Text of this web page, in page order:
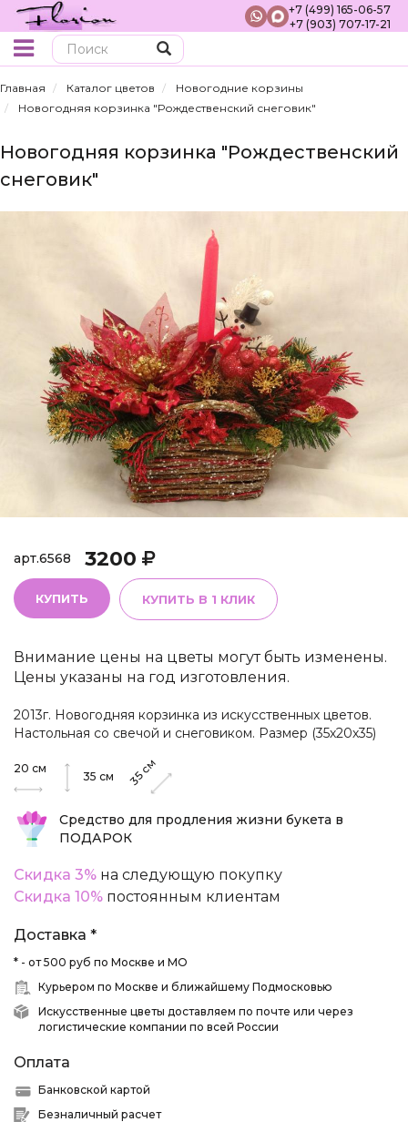
+7 (499) 165-06-57
+7 (903) 707-17-21
Главная Каталог цветов
Новогодние корзины
Новогодняя корзинка "Рождественский снеговик"
Новогодняя корзинка "Рождественский
снеговик"
арт.6568 3200
КУПИТЬ КУПИТЬ В 1 КЛИК
Внимание цены на цветы могут быть изменены.
Цены указаны на год изготовления.
2013г. Новогодняя корзинка из искусственных цветов.
Настольная со свечой и снеговиком. Размер (35х20х35)
20 см
35 см 35см
Средство для продления жизни букета в
ПОДАРОК
Скидка 3% на следующую покупку
Скидка 10% постоянным клиентам
Доставка *
* - от 500 руб по Москве и МО
Курьером по Москве и ближайшему Подмосковью
Искусственные цветы доставляем по почте или через
логистические компании по всей России
Оплата
Банковской картой
Безналичный расчет